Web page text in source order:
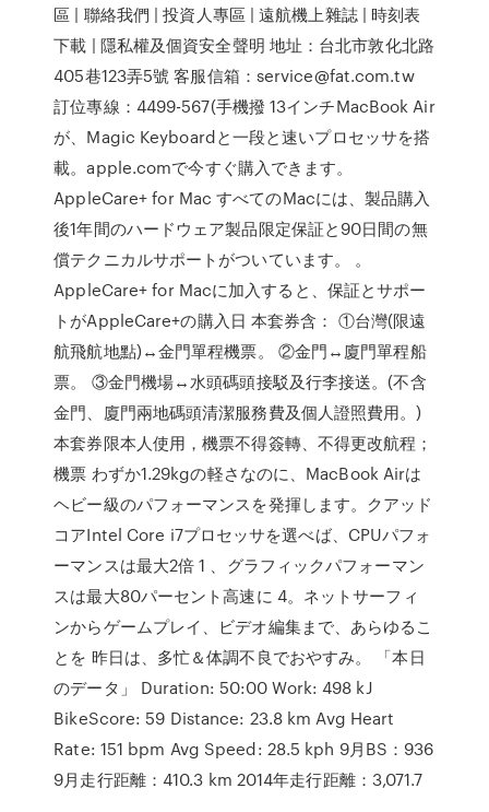
區 | 聯絡我們 | 投資人專區 | 遠航機上雜誌 | 時刻表
下載 | 隱私權及個資安全聲明 地址：台北市敦化北路
405巷123弄5號 客服信箱：service@fat.com.tw
訂位專線：4499-567(手機撥 13インチMacBook Air
が、Magic Keyboardと一段と速いプロセッサを搭
載。apple.comで今すぐ購入できます。
AppleCare+ for Mac すべてのMacには、製品購入
後1年間のハードウェア製品限定保証と90日間の無
償テクニカルサポートがついています。 。
AppleCare+ for Macに加入すると、保証とサポー
トがAppleCare+の購入日 本套券含： ①台灣(限遠
航飛航地點)↔金門單程機票。 ②金門↔廈門單程船
票。 ③金門機場↔水頭碼頭接駁及行李接送。(不含
金門、廈門兩地碼頭清潔服務費及個人證照費用。)
本套券限本人使用，機票不得簽轉、不得更改航程；
機票 わずか1.29kgの軽さなのに、MacBook Airは
ヘビー級のパフォーマンスを発揮します。クアッド
コアIntel Core i7プロセッサを選べば、CPUパフォ
ーマンスは最大2倍 1 、グラフィックパフォーマン
スは最大80パーセント高速に 4。ネットサーフィ
ンからゲームプレイ、ビデオ編集まで、あらゆるこ
とを 昨日は、多忙＆体調不良でおやすみ。 「本日
のデータ」 Duration: 50:00 Work: 498 kJ
BikeScore: 59 Distance: 23.8 km Avg Heart
Rate: 151 bpm Avg Speed: 28.5 kph 9月BS：936
9月走行距離：410.3 km 2014年走行距離：3,071.7